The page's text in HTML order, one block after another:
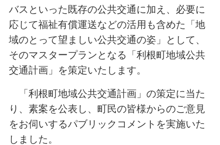
バスといった既存の公共交通に加え、必要に
応じて福祉有償運送などの活用も含めた「地
域のとって望ましい公共交通の姿」として、
そのマスタープランとなる「利根町地域公共
交通計画」を策定いたします。
「利根町地域公共交通計画」の策定に当た
り、素案を公表し、町民の皆様からのご意見
をお伺いするパブリックコメントを実施いた
しました。